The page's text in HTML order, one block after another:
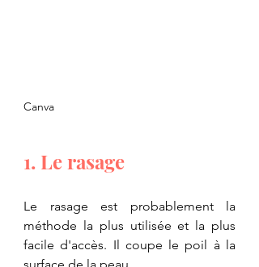
Canva
1. Le rasage
Le rasage est probablement la
méthode la plus utilisée et la plus
facile d'accès. Il coupe le poil à la